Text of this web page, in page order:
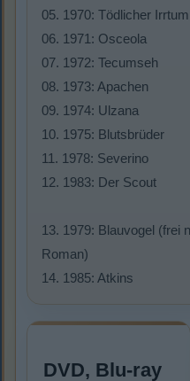
05. 1970: Tödlicher Irrtum
06. 1971: Osceola
07. 1972: Tecumseh
08. 1973: Apachen
09. 1974: Ulzana
10. 1975: Blutsbrüder
11. 1978: Severino
12. 1983: Der Scout
13. 1979: Blauvogel (frei
Roman)
14. 1985: Atkins
DVD, Blu-ray